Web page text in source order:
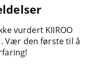
vurdert KIIROO
Vær den første til å